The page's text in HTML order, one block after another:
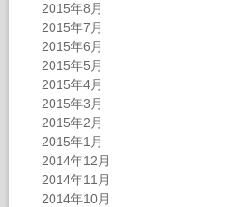
2015年8月
2015年7月
2015年6月
2015年5月
2015年4月
2015年3月
2015年2月
2015年1月
2014年12月
2014年11月
2014年10月